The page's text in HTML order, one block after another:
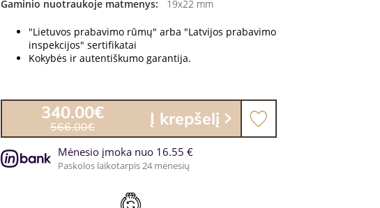
Gaminio nuotraukoje matmenys:
19x22 mm
"Lietuvos prabavimo rūmų" arba "Latvijos prabavimo
inspekcijos" sertifikatai
Kokybės ir autentiškumo garantija.
340.00€
566.00€ Į krepšelį
Mėnesio įmoka nuo 16.55 €
Paskolos laikotarpis 24 mėnesių